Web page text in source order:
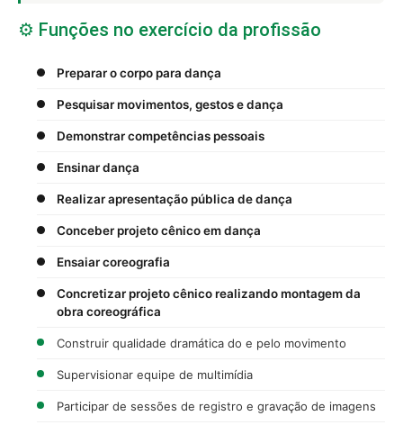
⚙️ Funções no exercício da profissão
Preparar o corpo para dança
Pesquisar movimentos, gestos e dança
Demonstrar competências pessoais
Ensinar dança
Realizar apresentação pública de dança
Conceber projeto cênico em dança
Ensaiar coreografia
Concretizar projeto cênico realizando montagem da
obra coreográfica
Construir qualidade dramática do e pelo movimento
Supervisionar equipe de multimídia
Participar de sessões de registro e gravação de imagens